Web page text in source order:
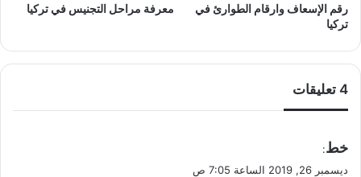
رقم الإسعاف وارقام الطوارئ في
تركيا
معرفة مراحل التجنيس في تركيا
‫4 تعليقات
ي
خط:
ديسمبر 26, 2019 الساعة 7:05 ص